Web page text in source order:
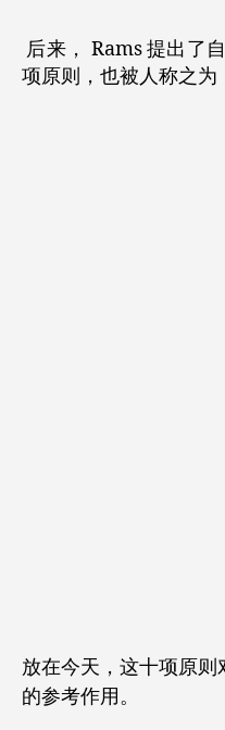
后来， Rams 提出了
项原则，也被人称之为
放在今天，这十项原
的参考作用。